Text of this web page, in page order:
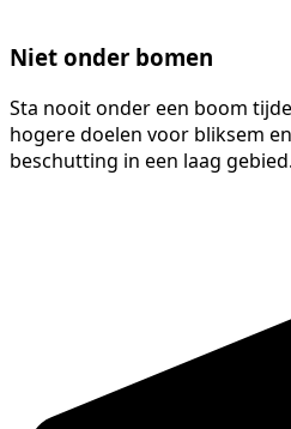
Niet onder bomen
Sta nooit onder een boom
hogere doelen voor bliksem
beschutting in een laag gebied.